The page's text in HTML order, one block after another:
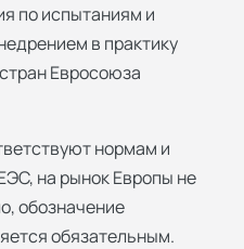
по испытаниям и
в практику
Евросоюза
нормам и
на рынок Европы не
обозначение
обязательным.